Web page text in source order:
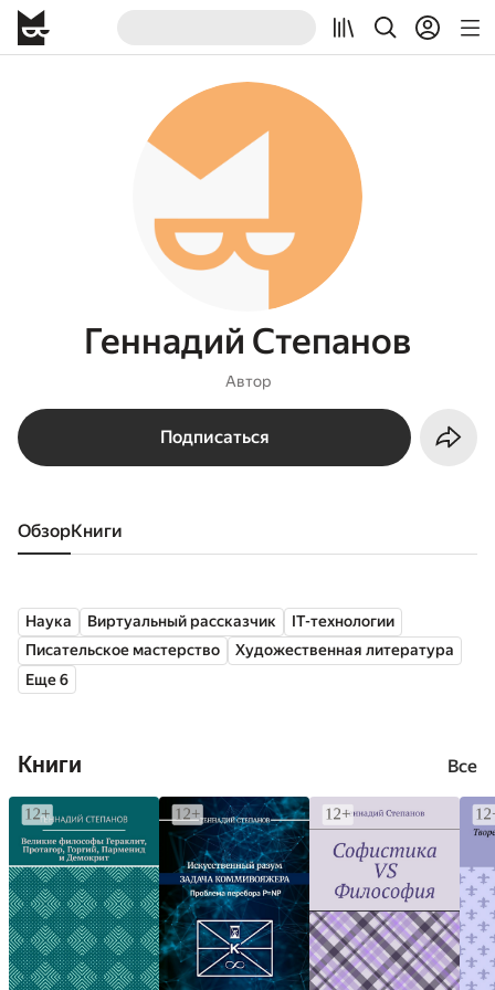
Геннадий Степанов
Автор
Подписаться
Обзор книги
Наука Виртуальный рассказчик
IT-технологии
Писательское мастерство
Художественная литература
Еще 6
Книги Все